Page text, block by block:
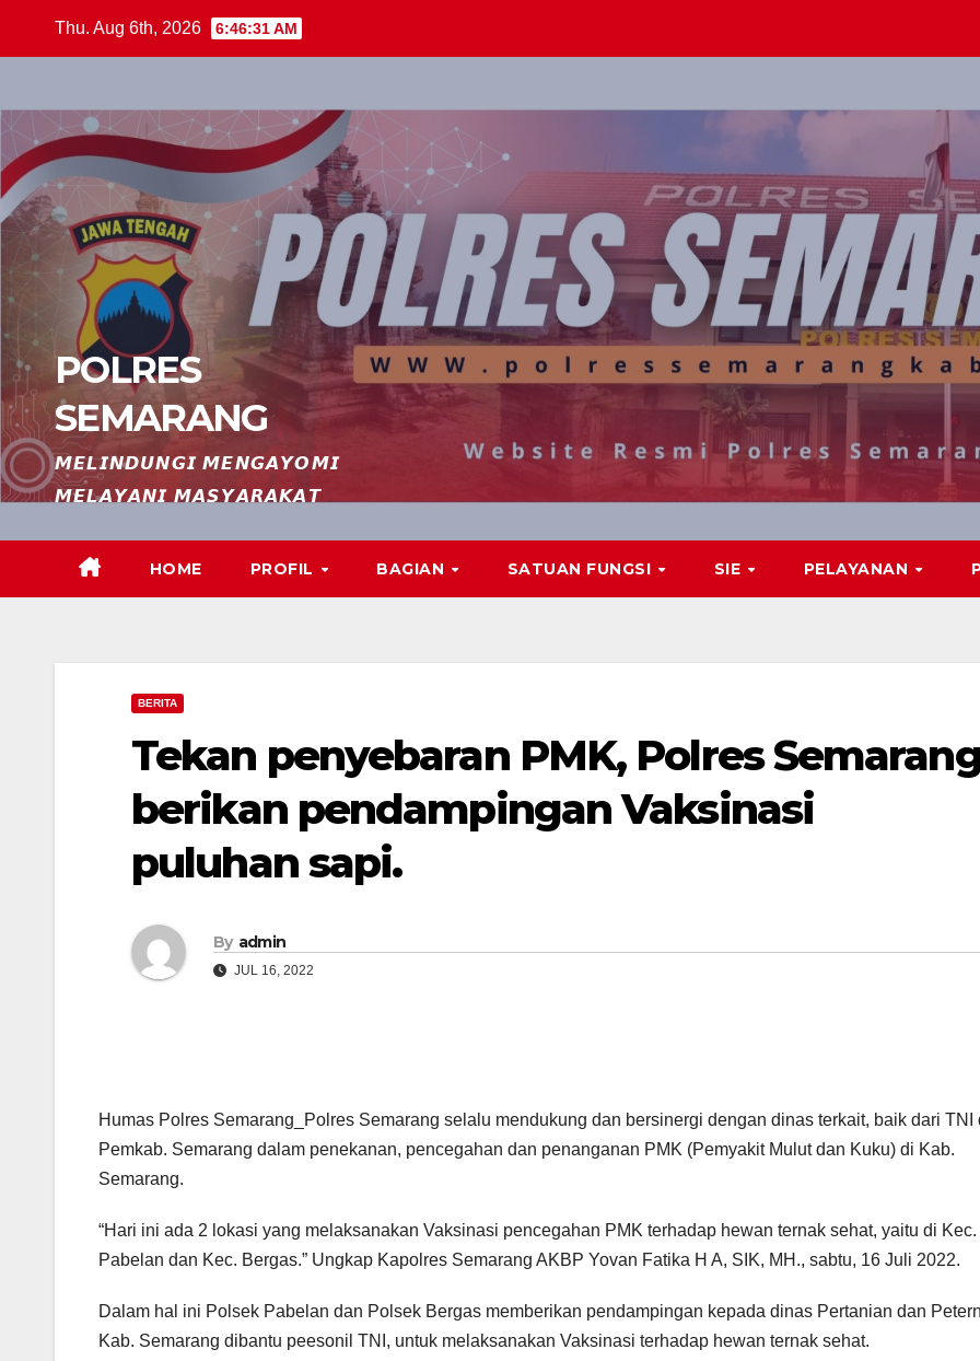
Thu. Aug 6th, 2026 6:46:32 AM
POLRES
SEMARANG
𝙈𝙀𝙇𝙄𝙉𝘿𝙐𝙉𝙂𝙄 𝙈𝙀𝙉𝙂𝘼𝙔𝙊𝙈𝙄
𝙈𝙀𝙇𝘼𝙔𝘼𝙉𝙄 𝙈𝘼𝙎𝙔𝘼𝙍𝘼𝙆𝘼𝙏
HOME PROFIL BAGIAN SATUAN FUNGSI SIE PELAYANAN
BERITA
Tekan penyebaran PMK, Polres
berikan pendampingan Vaksinasi
puluhan sapi.
By admin
JUL 16, 2022
Humas Polres Semarang_Polres Semarang selalu mendukung dan bersinergi dengan dinas terkait, baik dari TNI
Pemkab. Semarang dalam penekanan, pencegahan dan penanganan PMK (Pemyakit Mulut dan Kuku) di Kab.
Semarang.
“Hari ini ada 2 lokasi yang melaksanakan Vaksinasi pencegahan PMK terhadap hewan ternak sehat, yaitu di Kec.
Pabelan dan Kec. Bergas.” Ungkap Kapolres Semarang AKBP Yovan Fatika H A, SIK, MH., sabtu, 16 Juli 2022.
Dalam hal ini Polsek Pabelan dan Polsek Bergas memberikan pendampingan kepada dinas Pertanian dan
Kab. Semarang dibantu peesonil TNI, untuk melaksanakan Vaksinasi terhadap hewan ternak sehat.